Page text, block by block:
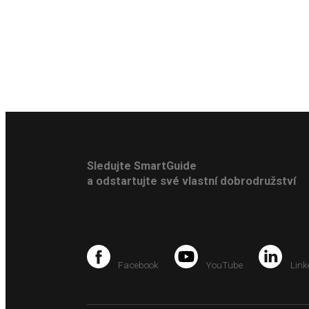
Sledujte SmartGuide
a odstartujte své vlastní dobrodružství
Facebook YouTube